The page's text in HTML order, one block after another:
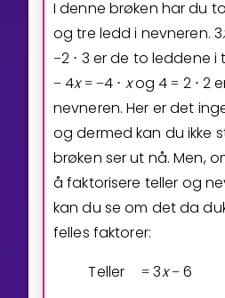
I denne brøken har du
og tre ledd i nevneren. 3
−2 ⋅ 3 er de to leddene i
− 4x = −4 ⋅ xog4 = 2 ⋅ 2
nevneren. Her er det
og dermed kan du ikke
brøken ser ut nå. Men,
å faktorisere teller og
kan du se om det da
felles faktorer:
Teller
= 3x − 6